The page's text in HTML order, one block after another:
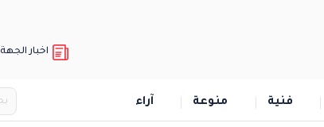
اخبار الجهة
فنية منوعة آراء